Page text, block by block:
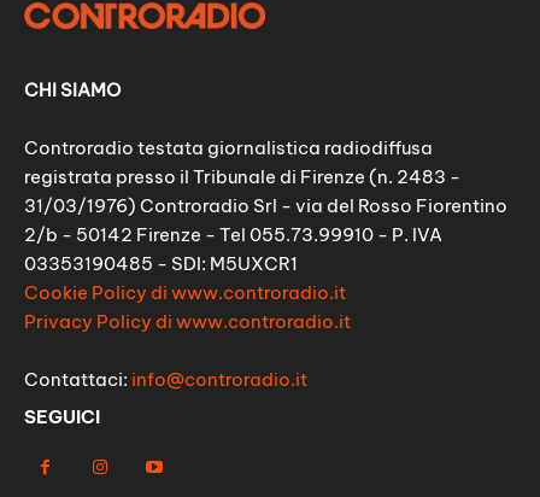
CHI SIAMO
Controradio testata giornalistica radiodiffusa
registrata presso il Tribunale di Firenze (n. 2483 -
31/03/1976) Controradio Srl - via del Rosso Fiorentino
2/b - 50142 Firenze - Tel 055.73.99910 - P. IVA
03353190485 - SDI: M5UXCR1
Cookie Policy di www.controradio.it
Privacy Policy di www.controradio.it
Contattaci: info@controradio.it
SEGUICI